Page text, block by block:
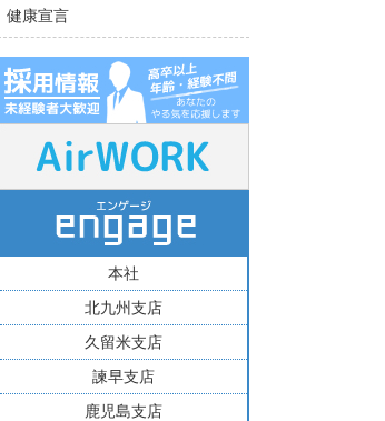
健康宣言
本社
北九州支店
久留米支店
諫早支店
鹿児島支店